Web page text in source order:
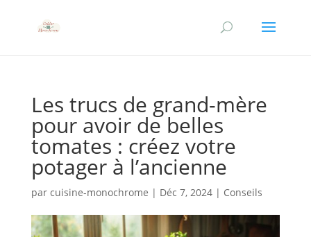
Les trucs de grand-mère
pour avoir de belles
tomates : créez votre
potager à l’ancienne
par cuisine-monochrome | Déc 7, 2024| Conseils